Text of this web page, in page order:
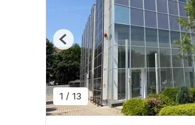
1 / 13
Previous